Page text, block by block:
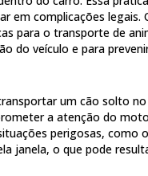
em complicações legais.
para o transporte de
do veículo e para
um cão solto
a atenção do
perigosas, como
janela, o que pode